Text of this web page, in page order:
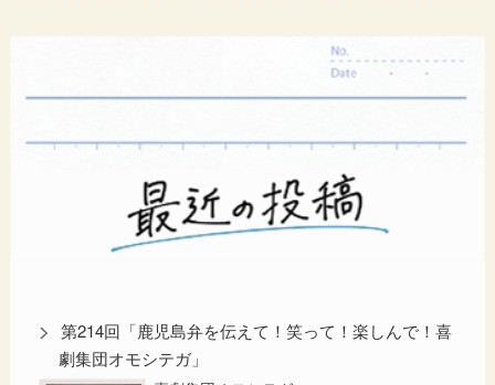
第214回「鹿児島弁を伝えて！笑って！楽しんで！喜
劇集団オモシテガ」